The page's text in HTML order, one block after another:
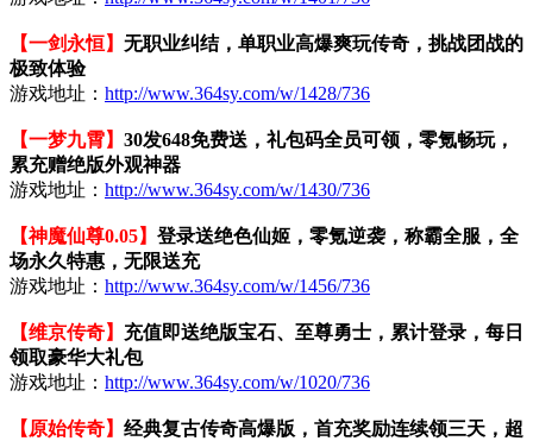
【一剑永恒】 无职业纠结，单职业高爆爽玩传奇，挑战团战的
极致体验
游戏地址： http://www.364sy.com/w/1428/736
【一梦九霄】 30发648免费送，礼包码全员可领，零氪畅玩，
累充赠绝版外观神器
游戏地址： http://www.364sy.com/w/1430/736
【神魔仙尊0.05】 登录送绝色仙姬，零氪逆袭，称霸全服，全
场永久特惠，无限送充
游戏地址： http://www.364sy.com/w/1456/736
【维京传奇】 充值即送绝版宝石、至尊勇士，累计登录，每日
领取豪华大礼包
游戏地址： http://www.364sy.com/w/1020/736
【原始传奇】 经典复古传奇高爆版，首充奖励连续领三天，超